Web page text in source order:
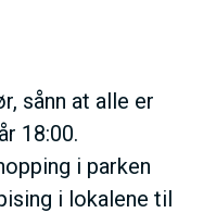
sånn at alle er
18:00.
i parken
i lokalene til